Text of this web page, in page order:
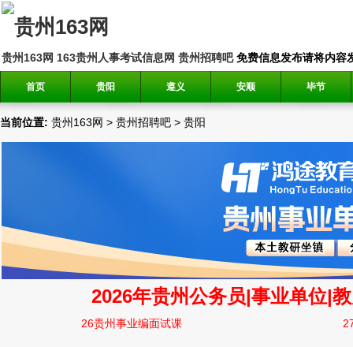
贵州163网 163贵州人事考试信息网 贵州招聘吧免费信息发布请将内容
首页 贵阳 遵义 安顺 毕节
当前位置: 贵州163网 > 贵州招聘吧 > 贵阳